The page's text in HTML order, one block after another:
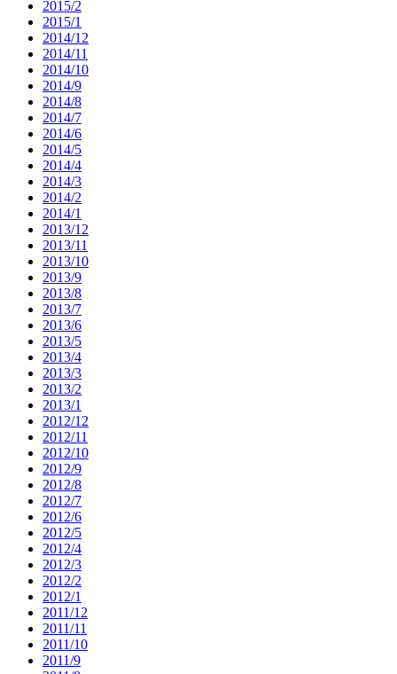
2015/2
2015/1
2014/12
2014/11
2014/10
2014/9
2014/8
2014/7
2014/6
2014/5
2014/4
2014/3
2014/2
2014/1
2013/12
2013/11
2013/10
2013/9
2013/8
2013/7
2013/6
2013/5
2013/4
2013/3
2013/2
2013/1
2012/12
2012/11
2012/10
2012/9
2012/8
2012/7
2012/6
2012/5
2012/4
2012/3
2012/2
2012/1
2011/12
2011/11
2011/10
2011/9